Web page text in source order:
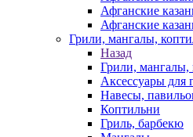
Афганские
Афганские
Грили, мангалы,
Назад
Грили, мангалы,
Аксессуары для
Навесы,
Коптильни
Гриль, барбекю